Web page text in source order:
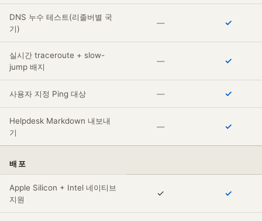
DNS 누수 테스트(리졸버별 국
기)
— ✓
실시간 traceroute + slow-
jump 배지
— ✓
사용자 지정 Ping 대상 — ✓
Helpdesk Markdown 내보내
기
— ✓
배포
Apple Silicon + Intel 네이티브
지원
✓ ✓